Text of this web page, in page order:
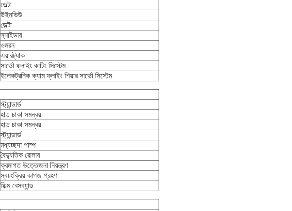
ডেল্টা
উইনভিউ
ডেল্টা
স্নাইডার
ওমরন
এয়ারট্যাক
সার্ভো ফ্লাইং কাটিং সিস্টেম
ইলেকট্রনিক ক্যাম ফ্লাইং শিয়ার সার্ভো সিস্টেম
স্ট্যান্ডার্ড
হাত চাকা সমন্বয়
হাত চাকা সমন্বয়
স্ট্যান্ডার্ড
মধ্যচ্ছদা পাম্প
বৈদ্যুতিক রোলার
ক্রমাগত উত্তেজনা নিয়ন্ত্রণ
স্বয়ংক্রিয় কাগজ গ্রহণ
ফিল্ম বেসব্যান্ড